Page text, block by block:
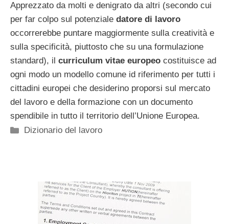
Apprezzato da molti e denigrato da altri (secondo cui
per far colpo sul potenziale datore di lavoro
occorrerebbe puntare maggiormente sulla creatività e
sulla specificità, piuttosto che su una formulazione
standard), il curriculum vitae europeo costituisce ad
ogni modo un modello comune id riferimento per tutti i
cittadini europei che desiderino proporsi sul mercato
del lavoro e della formazione con un documento
spendibile in tutto il territorio dell’Unione Europea.
Categorie
Dizionario del lavoro